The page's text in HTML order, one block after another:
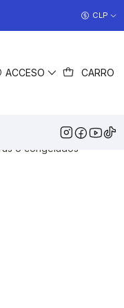
ACCESO CARRO
CLP
en tu cocina.
o congelados